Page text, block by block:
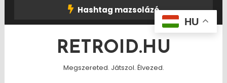
Hashtag mazsolázó
RETROID.HU
Megszereted. Játszol. Élvezed.
HU